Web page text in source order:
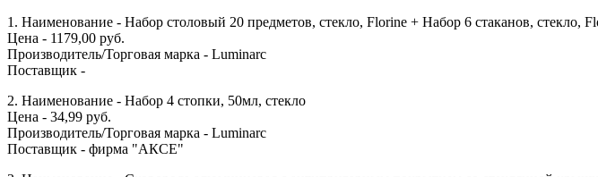
1. Наименование - Набор столовый 20 предметов, стекло, Florine + Набор 6 стаканов, стекло,
Цена - 1179,00 руб.
Производитель/Торговая марка - Luminarc
Поставщик -
2. Наименование - Набор 4 стопки, 50мл, стекло
Цена - 34,99 руб.
Производитель/Торговая марка - Luminarc
Поставщик - фирма "АКСЕ"